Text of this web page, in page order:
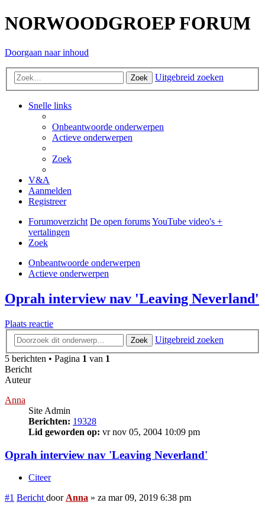
NORWOODGROEP FORUM
Doorgaan naar inhoud
Zoek Uitgebreid zoeken
Snelle links
Onbeantwoorde onderwerpen
Actieve onderwerpen
Zoek
V&A
Aanmelden
Registreer
Forumoverzicht De open forumsYouTube video's +
vertalingen
Zoek
Onbeantwoorde onderwerpen
Actieve onderwerpen
Oprah interview nav 'Leaving Neverland'
Plaats reactie
Zoek
Uitgebreid zoeken
5 berichten • Pagina 1 van 1
Bericht
Auteur
Anna
Site Admin
Berichten: 19328
Lid geworden op: vr nov 05, 2004 10:09 pm
Oprah interview nav 'Leaving Neverland'
Citeer
#1 Bericht door Anna » za mar 09, 2019 6:38 pm